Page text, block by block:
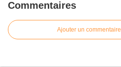
Commentaires
Ajouter un commentaire